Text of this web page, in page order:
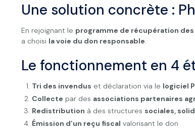
Une solution concrète :
En rejoignant le programme de récupération
a choisi la voie du don responsable.
Le fonctionnement en 4
Tri des invendus et déclaration via le logiciel
Collecte par des associations partenaires
Redistribution à des structures sociales,
Émission d’un reçu fiscal valorisant le don